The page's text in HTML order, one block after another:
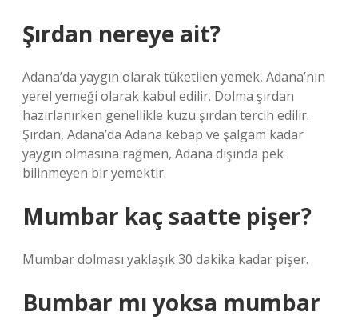
Şırdan nereye ait?
Adana’da yaygın olarak tüketilen yemek, Adana’nın
yerel yemeği olarak kabul edilir. Dolma şırdan
hazırlanırken genellikle kuzu şırdan tercih edilir.
Şırdan, Adana’da Adana kebap ve şalgam kadar
yaygın olmasına rağmen, Adana dışında pek
bilinmeyen bir yemektir.
Mumbar kaç saatte pişer?
Mumbar dolması yaklaşık 30 dakika kadar pişer.
Bumbar mı yoksa mumbar